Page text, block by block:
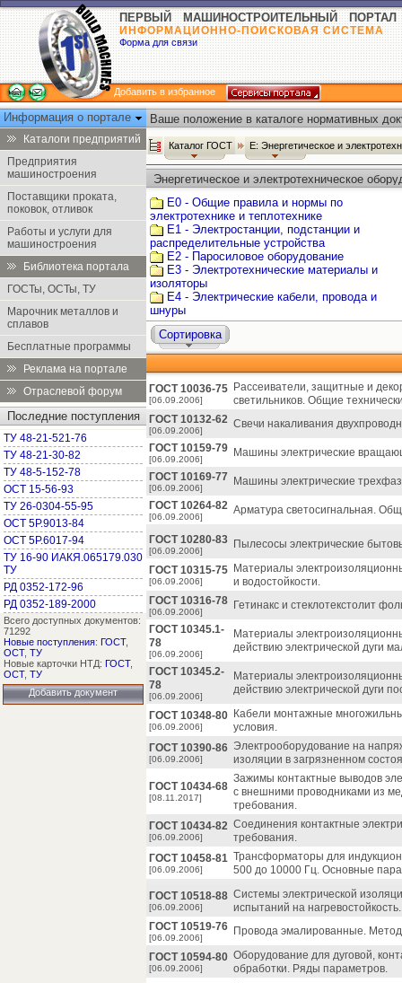
ПЕРВЫЙ МАШИНОСТРОИТЕЛЬНЫЙ ПОРТАЛ
ИНФОРМАЦИОННО-ПОИСКОВАЯ СИСТЕМА
Форма для связи
Добавить в избранное
Информация о портале
Каталоги предприятий
Предприятия
машиностроения
Поставщики проката,
поковок, отливок
Работы и услуги для
машиностроения
Библиотека портала
ГОСТы, ОСТы, ТУ
Марочник металлов и
сплавов
Бесплатные программы
Реклама на портале
Отраслевой форум
Последние поступления
ТУ 48-21-521-76
ТУ 48-21-30-82
ТУ 48-5-152-78
ОСТ 15-56-93
ТУ 26-0304-55-95
ОСТ 5Р.9013-84
ОСТ 5Р.6017-94
ТУ 16-90 ИАКЯ.065179.030
ТУ
РД 0352-172-96
РД 0352-189-2000
Всего доступных документов:
71292
Новые поступления: ГОСТ,
ОСТ, ТУ
Новые карточки НТД: ГОСТ,
ОСТ, ТУ
Добавить документ
Ваше положение в каталоге нормативных
Каталог ГОСТ Е: Энергетическое и
Энергетическое и электротехническое
Е0 - Общие правила и нормы по
электротехнике и теплотехнике
Е1 - Электростанции, подстанции и
распределительные устройства
Е2 - Паросиловое оборудование
Е3 - Электротехнические материалы и
изоляторы
Е4 - Электрические кабели, провода и
шнуры
Сортировка
ГОСТ 10036-75
[06.09.2006]
Рассеиватели, защитные и
светильников. Общие
ГОСТ 10132-62
[06.09.2006]
Свечи накаливания
ГОСТ 10159-79
[06.09.2006]
Машины электрические
ГОСТ 10169-77
[06.09.2006]
Машины электрические
ГОСТ 10264-82
[06.09.2006]
Арматура светосигнальная.
ГОСТ 10280-83
[06.09.2006]
Пылесосы электрические
ГОСТ 10315-75
[06.09.2006]
Материалы
и водостойкости.
ГОСТ 10316-78
[06.09.2006]
Гетинакс и стеклотекстолит
ГОСТ 10345.1-
78
[06.09.2006]
Материалы
действию электрической дуги
ГОСТ 10345.2-
78
[06.09.2006]
Материалы
действию электрической дуги
ГОСТ 10348-80
[06.09.2006]
Кабели монтажные
условия.
ГОСТ 10390-86
[06.09.2006]
Электрооборудование на
изоляции в загрязненном
ГОСТ 10434-68
[08.11.2017]
Зажимы контактные выводов
с внешними проводниками из
требования.
ГОСТ 10434-82
[06.09.2006]
Соединения контактные
требования.
ГОСТ 10458-81
[06.09.2006]
Трансформаторы для
500 до 10000 Гц. Основные
ГОСТ 10518-88
[06.09.2006]
Системы электрической
испытаний на нагревостойкость.
ГОСТ 10519-76
[06.09.2006]
Провода эмалированные. Метод
ГОСТ 10594-80
[06.09.2006]
Оборудование для дуговой,
обработки. Ряды параметров.